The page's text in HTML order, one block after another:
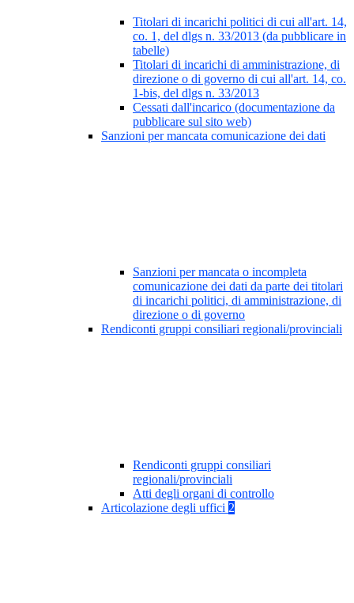
Titolari di incarichi politici di cui all'art. 14,
co. 1, del dlgs n. 33/2013 (da pubblicare in
tabelle)
Titolari di incarichi di amministrazione, di
direzione o di governo di cui all'art. 14, co.
1-bis, del dlgs n. 33/2013
Cessati dall'incarico (documentazione da
pubblicare sul sito web)
Sanzioni per mancata comunicazione dei dati
Sanzioni per mancata o incompleta
comunicazione dei dati da parte dei titolari
di incarichi politici, di amministrazione, di
direzione o di governo
Rendiconti gruppi consiliari regionali/provinciali
Rendiconti gruppi consiliari
regionali/provinciali
Atti degli organi di controllo
Articolazione degli uffici 2